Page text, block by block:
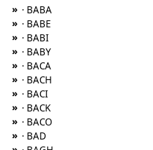
» · BABA
» · BABE
» · BABI
» · BABY
» · BACA
» · BACH
» · BACI
» · BACK
» · BACO
» · BAD